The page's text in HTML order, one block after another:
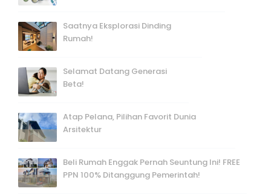
Saatnya Eksplorasi Dinding
Rumah!
Selamat Datang Generasi
Beta!
Atap Pelana, Pilihan Favorit Dunia
Arsitektur
Beli Rumah Enggak Pernah Seuntung Ini! FREE
PPN 100% Ditanggung Pemerintah!